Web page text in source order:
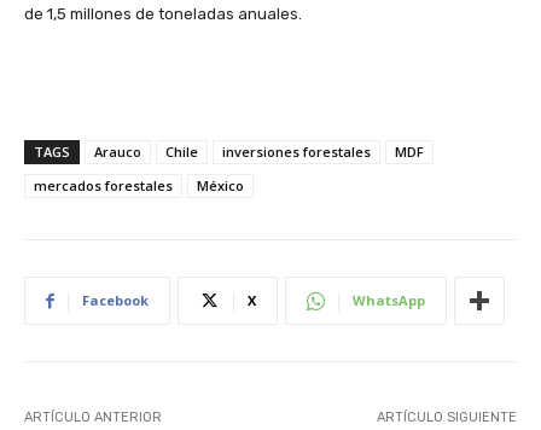
de 1,5 millones de toneladas anuales.
TAGS Arauco Chile inversiones forestales
MDF
mercados forestales
México
Facebook X WhatsApp
ARTÍCULO ANTERIOR ARTÍCULO SIGUIENTE